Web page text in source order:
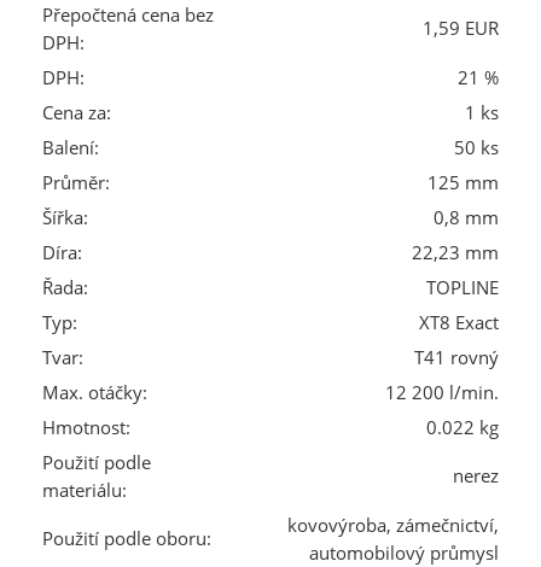
Přepočtená cena bez
DPH:
1,59 EUR
DPH:
21 %
Cena za:
1 ks
Balení:
50 ks
Průměr:
125 mm
Šířka:
0,8 mm
Díra:
22,23 mm
Řada:
TOPLINE
Typ:
XT8 Exact
Tvar:
T41 rovný
Max. otáčky:
12 200 l/min.
Hmotnost:
0.022 kg
Použití podle
materiálu:
nerez
Použití podle oboru:
kovovýroba, zámečnictví,
automobilový průmysl